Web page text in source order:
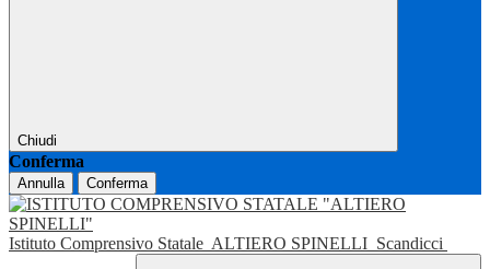
Chiudi
Conferma
Annulla Conferma
Istituto Comprensivo Statale ALTIERO SPINELLI Scandicci